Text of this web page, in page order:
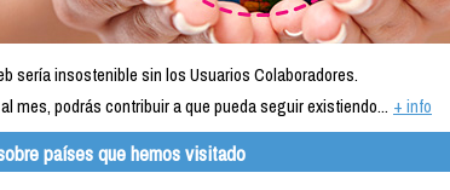
sería insostenible sin los Usuarios Colaboradores.
mes, podrás contribuir a que pueda seguir existiendo... + info
países que hemos visitado